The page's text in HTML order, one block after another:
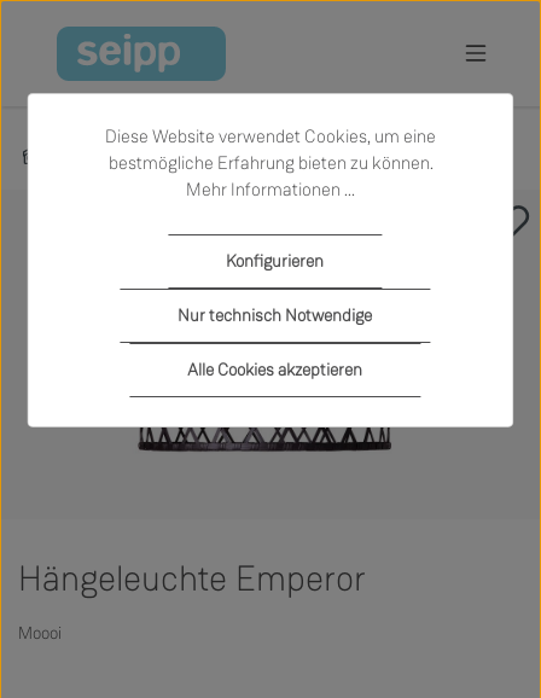
Zum Hauptinhalt springen
Produkte Licht Hängeleuchten
Hängeleuchte Emperor
Moooi
Diese Website verwendet Cookies, um eine
bestmögliche Erfahrung bieten zu können.
Mehr Informationen ...
Nur technisch Notwendige
Konfigurieren
Alle Cookies akzeptieren